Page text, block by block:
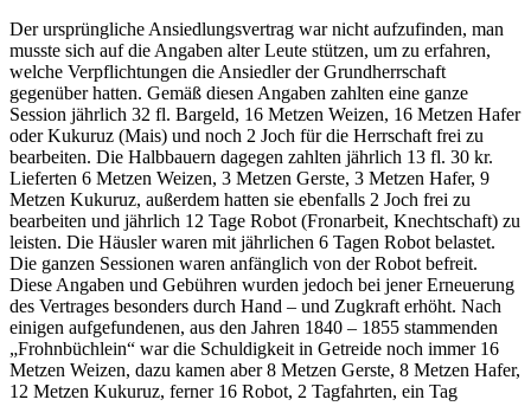
Der ursprüngliche Ansiedlungsvertrag war nicht aufzufinden, man
musste sich auf die Angaben alter Leute stützen, um zu erfahren,
welche Verpflichtungen die Ansiedler der Grundherrschaft
gegenüber hatten. Gemäß diesen Angaben zahlten eine ganze
Session jährlich 32 fl. Bargeld, 16 Metzen Weizen, 16 Metzen Hafer
oder Kukuruz (Mais) und noch 2 Joch für die Herrschaft frei zu
bearbeiten. Die Halbbauern dagegen zahlten jährlich 13 fl. 30 kr.
Lieferten 6 Metzen Weizen, 3 Metzen Gerste, 3 Metzen Hafer, 9
Metzen Kukuruz, außerdem hatten sie ebenfalls 2 Joch frei zu
bearbeiten und jährlich 12 Tage Robot (Fronarbeit, Knechtschaft) zu
leisten. Die Häusler waren mit jährlichen 6 Tagen Robot belastet.
Die ganzen Sessionen waren anfänglich von der Robot befreit.
Diese Angaben und Gebühren wurden jedoch bei jener Erneuerung
des Vertrages besonders durch Hand – und Zugkraft erhöht. Nach
einigen aufgefundenen, aus den Jahren 1840 – 1855 stammenden
„Frohnbüchlein“ war die Schuldigkeit in Getreide noch immer 16
Metzen Weizen, dazu kamen aber 8 Metzen Gerste, 8 Metzen Hafer,
12 Metzen Kukuruz, ferner 16 Robot, 2 Tagfahrten, ein Tag